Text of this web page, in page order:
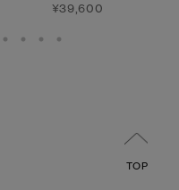
¥39,600
TOP